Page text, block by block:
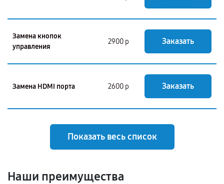
Замена кнопок
управления
2900 р Заказать
Замена HDMI порта 2600 р Заказать
Показать весь список
Наши преимущества